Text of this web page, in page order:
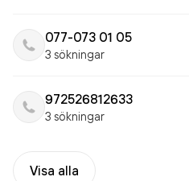
077-073 01 05
3 sökningar
972526812633
3 sökningar
Visa alla